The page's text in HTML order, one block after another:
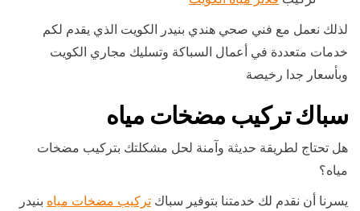
لذلك نعمل مع فني صحي هندي بنيدر الكويت الذي يقدم لكم
خدمات متعددة في أعمال السباكة وتسليك مجاري الكويت
وبأسعار جدا رخيصة
سباك تركيب مضخات مياه
هل تحتاج لطريقة حديثة وآمنة لحل مشكلتك بتركيب مضخات
مياه؟
يسرنا أن نقدم لك خدمتنا بتوفير سباك تركيب مضخات مياه بنيدر